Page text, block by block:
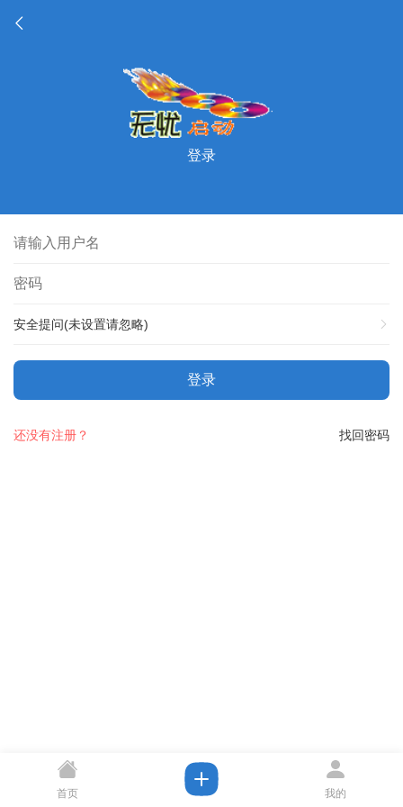
登录
安全提问(未设置请忽略)
登录
找回密码
还没有注册？
首页 我的